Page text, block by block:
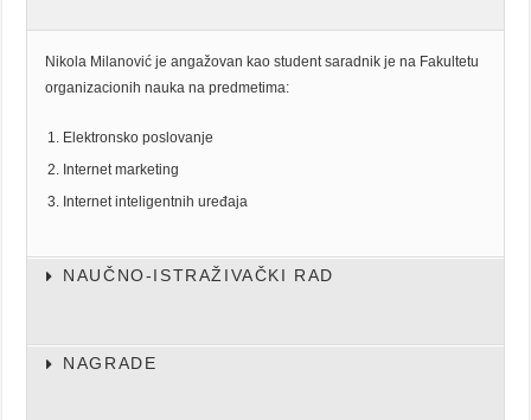
Nikola Milanović je angažovan kao student saradnik je na Fakultetu
organizacionih nauka na predmetima:
Elektronsko poslovanje
Internet marketing
Internet inteligentnih uređaja
NAUČNO-ISTRAŽIVAČKI RAD
NAGRADE